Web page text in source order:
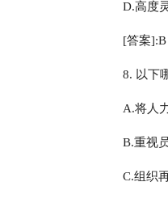
D.高度
[答案]:B
8. 以下
A.将人
B.重视
C.组织